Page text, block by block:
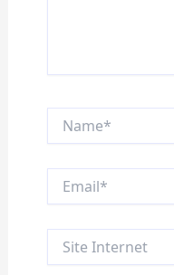
Internet